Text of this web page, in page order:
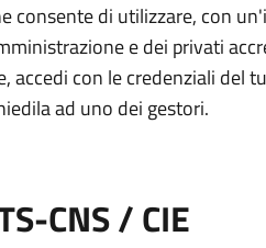
consente di utilizzare, con
e dei privati
accedi con le credenziali del
ad uno dei gestori.
CNS / CIE